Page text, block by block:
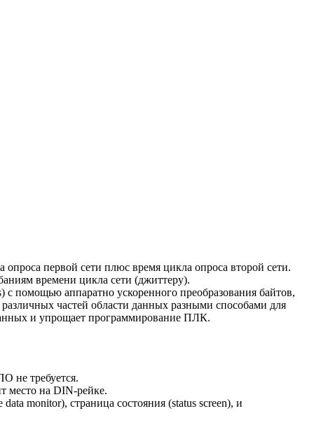
первой сети плюс время цикла опроса второй сети.
времени цикла сети (джиттеру).
с помощью аппаратно ускоренного преобразования байтов,
частей области данных разными способами для
и упрощает программирование ПЛК.
не требуется.
место на DIN-рейке.
monitor), страница состояния (status screen), и